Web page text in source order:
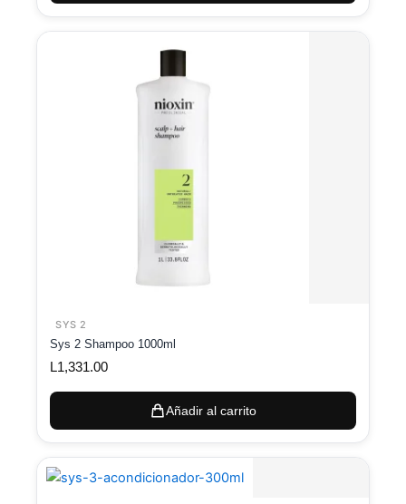
SYS 2
Sys 2 Shampoo 1000ml
L1,331.00
Añadir al carrito